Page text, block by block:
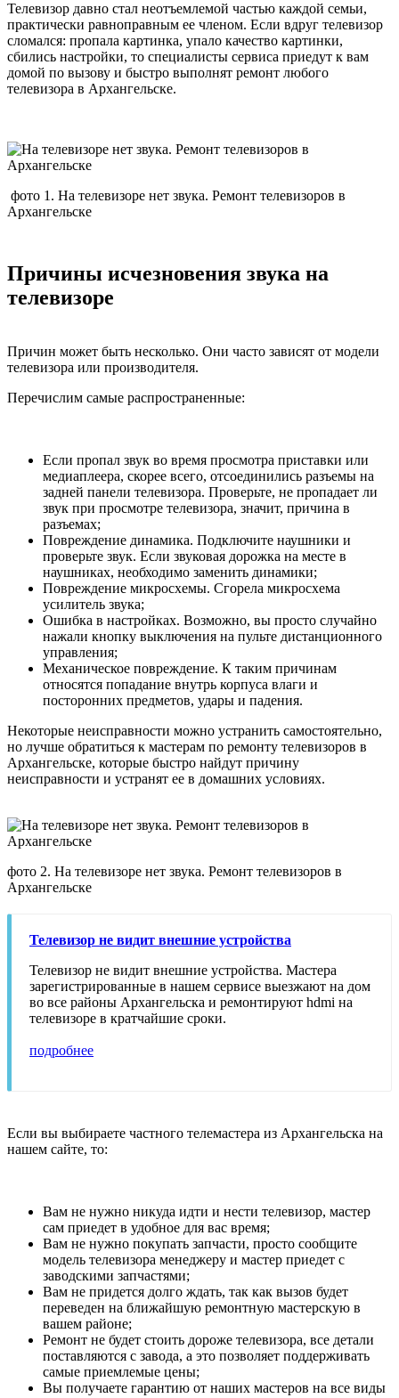
Телевизор давно стал неотъемлемой частью каждой семьи,
практически равноправным ее членом. Если вдруг телевизор
сломался: пропала картинка, упало качество картинки,
сбились настройки, то специалисты сервиса приедут к вам
домой по вызову и быстро выполнят ремонт любого
телевизора в Архангельске.
фото 1. На телевизоре нет звука. Ремонт телевизоров в
Архангельске
Причины исчезновения звука на
телевизоре
Причин может быть несколько. Они часто зависят от модели
телевизора или производителя.
Перечислим самые распространенные:
Если пропал звук во время просмотра приставки или
медиаплеера, скорее всего, отсоединились разъемы на
задней панели телевизора. Проверьте, не пропадает ли
звук при просмотре телевизора, значит, причина в
разъемах;
Повреждение динамика. Подключите наушники и
проверьте звук. Если звуковая дорожка на месте в
наушниках, необходимо заменить динамики;
Повреждение микросхемы. Сгорела микросхема
усилитель звука;
Ошибка в настройках. Возможно, вы просто случайно
нажали кнопку выключения на пульте дистанционного
управления;
Механическое повреждение. К таким причинам
относятся попадание внутрь корпуса влаги и
посторонних предметов, удары и падения.
Некоторые неисправности можно устранить самостоятельно,
но лучше обратиться к мастерам по ремонту телевизоров в
Архангельске, которые быстро найдут причину
неисправности и устранят ее в домашних условиях.
фото 2. На телевизоре нет звука. Ремонт телевизоров в
Архангельске
Телевизор не видит внешние устройства
Телевизор не видит внешние устройства. Мастера
зарегистрированные в нашем сервисе выезжают на дом
во все районы Архангельска и ремонтируют hdmi на
телевизоре в кратчайшие сроки.
подробнее
Если вы выбираете частного телемастера из Архангельска на
нашем сайте, то:
Вам не нужно никуда идти и нести телевизор, мастер
сам приедет в удобное для вас время;
Вам не нужно покупать запчасти, просто сообщите
модель телевизора менеджеру и мастер приедет с
заводскими запчастями;
Вам не придется долго ждать, так как вызов будет
переведен на ближайшую ремонтную мастерскую в
вашем районе;
Ремонт не будет стоить дороже телевизора, все детали
поставляются с завода, а это позволяет поддерживать
самые приемлемые цены;
Вы получаете гарантию от наших мастеров на все виды